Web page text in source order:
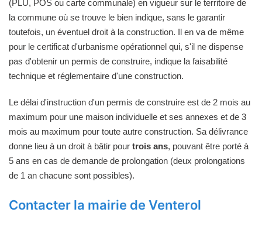
(PLU, POS ou carte communale) en vigueur sur le territoire de
la commune où se trouve le bien indique, sans le garantir
toutefois, un éventuel droit à la construction. Il en va de même
pour le certificat d'urbanisme opérationnel qui, s'il ne dispense
pas d'obtenir un permis de construire, indique la faisabilité
technique et réglementaire d'une construction.
Le délai d'instruction d'un permis de construire est de 2 mois au
maximum pour une maison individuelle et ses annexes et de 3
mois au maximum pour toute autre construction. Sa délivrance
donne lieu à un droit à bâtir pour trois ans, pouvant être porté à
5 ans en cas de demande de prolongation (deux prolongations
de 1 an chacune sont possibles).
Contacter la mairie de Venterol